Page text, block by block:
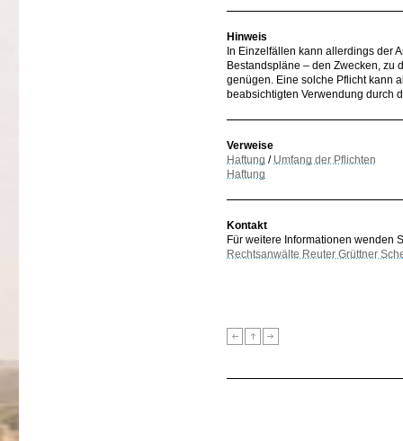
Hinweis
In Einzelfällen kann allerdings der
Bestandspläne – den Zwecken, zu
genügen. Eine solche Pflicht kann
beabsichtigten Verwendung durch
Verweise
Haftung / Umfang der Pflichten
Haftung
Kontakt
Für weitere Informationen wenden
Rechtsanwälte Reuter Grüttner